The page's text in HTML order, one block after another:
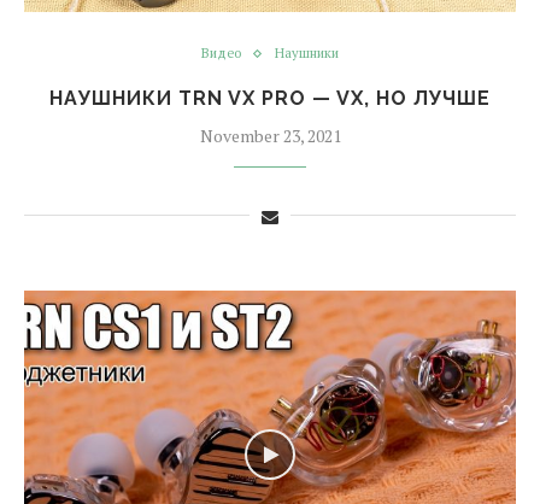
Видео Наушники
НАУШНИКИ TRN VX PRO — VX, НО ЛУЧШЕ
November 23, 2021